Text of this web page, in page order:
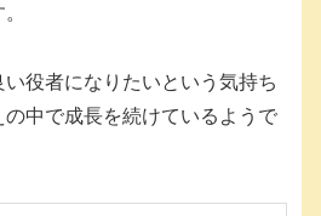
役者になりたいという気持ち
中で成長を続けているようで